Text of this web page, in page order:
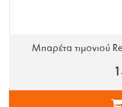
Μπαρέτα τιμονιού